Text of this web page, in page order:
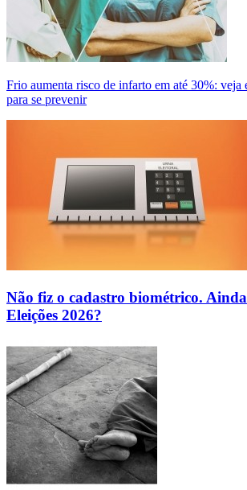
Frio aumenta risco de infarto em até 30%: veja
para se prevenir
Não fiz o cadastro biométrico.
Eleições 2026?